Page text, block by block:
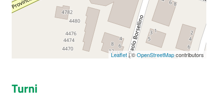
Leaflet| ©OpenStreetMapcontributors
Turni